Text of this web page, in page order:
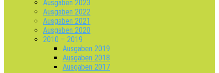
Ausgaben 2023
Ausgaben 2022
Ausgaben 2021
Ausgaben 2020
2010 – 2019
Ausgaben 2019
Ausgaben 2018
Ausgaben 2017